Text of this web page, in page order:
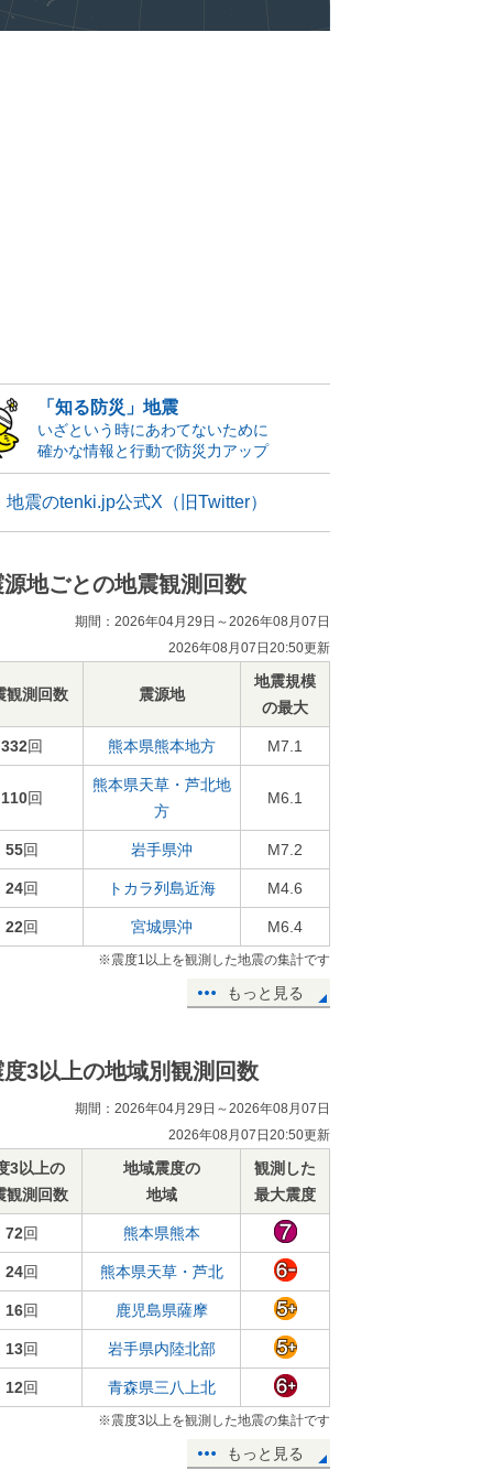
「知る防災」地震
いざという時にあわてないために
確かな情報と行動で防災力アップ
地震のtenki.jp公式X（旧Twitter）
源地ごとの地震観測回数
期間：2026年04月29日～2026年08月07日
2026年08月07日20:50更新
観測回数 震源地
地震規模
の最大
332回 熊本県熊本地方 M7.1
110回
熊本県天草・芦北地
方
M6.1
55回 岩手県沖 M7.2
24回 トカラ列島近海 M4.6
22回 宮城県沖 M6.4
※震度1以上を観測した地震の集計です
もっと見る
度3以上の地域別観測回数
期間：2026年04月29日～2026年08月07日
2026年08月07日20:50更新
3以上の
観測回数
地域震度の
地域
観測した
最大震度
72回 熊本県熊本
24回 熊本県天草・芦北
16回 鹿児島県薩摩
13回 岩手県内陸北部
12回 青森県三八上北
※震度3以上を観測した地震の集計です
もっと見る